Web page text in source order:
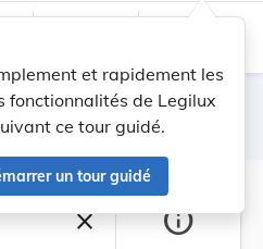
et rapidement les
fonctionnalités de Legilux
ce tour guidé.
un tour guidé
Filtres
closeFermer la barre
info